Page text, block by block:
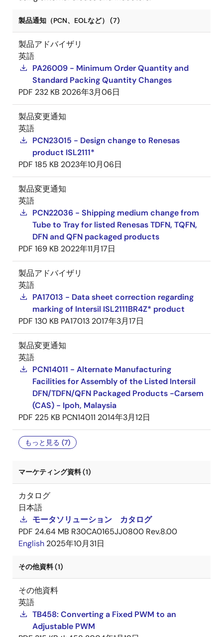
製品通知（PCN、EOLなど） (7)
製品アドバイザリ
英語
PA26009 - Minimum Order Quantity and
Standard Packing Quantity Changes
PDF 232 KB 2026年3月06日
製品変更通知
英語
PCN23015 - Design change to Renesas
product ISL2111*
PDF 185 KB 2023年10月06日
製品変更通知
英語
PCN22036 - Shipping medium change from
Tube to Tray for listed Renesas TDFN, TQFN,
DFN and QFN packaged products
PDF 169 KB 2022年11月17日
製品アドバイザリ
英語
PA17013 - Data sheet correction regarding
marking of Intersil ISL2111BR4Z* product
PDF 130 KB PA17013 2017年3月17日
製品変更通知
英語
PCN14011 - Alternate Manufacturing
Facilities for Assembly of the Listed Intersil
DFN/TDFN/QFN Packaged Products -Carsem
(CAS) - Ipoh, Malaysia
PDF 225 KB PCN14011 2014年3月12日
もっと見る (7)
マーケティング資料 (1)
カタログ
日本語
モータソリューション カタログ
PDF 24.64 MB R30CA0165JJ0800 Rev.8.00
English 2025年10月31日
その他資料 (1)
その他資料
英語
TB458: Converting a Fixed PWM to an
Adjustable PWM